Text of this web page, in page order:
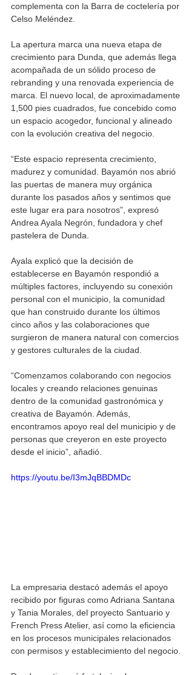
complementa con la Barra de coctelería por
Celso Meléndez.
La apertura marca una nueva etapa de
crecimiento para Dunda, que además llega
acompañada de un sólido proceso de
rebranding y una renovada experiencia de
marca. El nuevo local, de aproximadamente
1,500 pies cuadrados, fue concebido como
un espacio acogedor, funcional y alineado
con la evolución creativa del negocio.
“Este espacio representa crecimiento,
madurez y comunidad. Bayamón nos abrió
las puertas de manera muy orgánica
durante los pasados años y sentimos que
este lugar era para nosotros”, expresó
Andrea Ayala Negrón, fundadora y chef
pastelera de Dunda.
Ayala explicó que la decisión de
establecerse en Bayamón respondió a
múltiples factores, incluyendo su conexión
personal con el municipio, la comunidad
que han construido durante los últimos
cinco años y las colaboraciones que
surgieron de manera natural con comercios
y gestores culturales de la ciudad.
“Comenzamos colaborando con negocios
locales y creando relaciones genuinas
dentro de la comunidad gastronómica y
creativa de Bayamón. Además,
encontramos apoyo real del municipio y de
personas que creyeron en este proyecto
desde el inicio”, añadió.
https://youtu.be/I3mJqBBDMDc
La empresaria destacó además el apoyo
recibido por figuras como Adriana Santana
y Tania Morales, del proyecto Santuario y
French Press Atelier, así como la eficiencia
en los procesos municipales relacionados
con permisos y establecimiento del negocio.